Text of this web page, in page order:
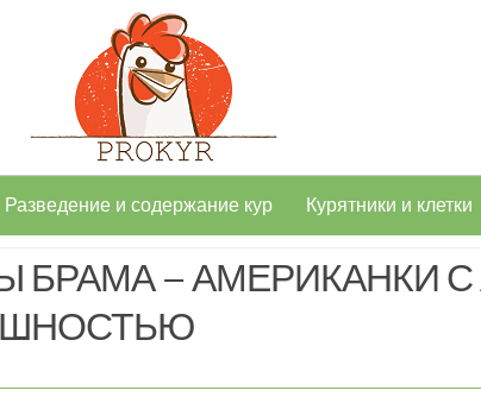
Разведение и содержание кур Курятники и клетки
БРАМА – АМЕРИКАНКИ